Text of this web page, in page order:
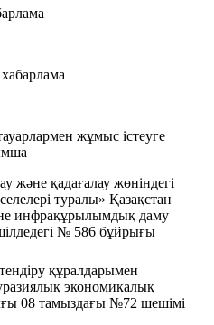
жұмыс істеуге
және қадағалау жөніндегі
туралы» Қазақстан
инфрақұрылымдық даму
№ 586 бұйрығы
құралдарымен
экономикалық
08 тамыздағы №72 шешімі